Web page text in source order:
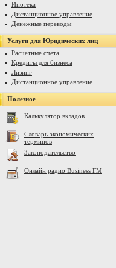
Ипотека
Дистанционное управление
Денежные переводы
Услуги для Юридических лиц
Расчетные счета
Кредиты для бизнеса
Лизинг
Дистанционное управление
Полезное
Калькулятор вкладов
Словарь экономических
терминов
Законодательство
Онлайн радио Business FM